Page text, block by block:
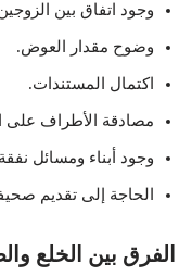
وجود اتفاق بين
وضوح مقدار العوض.
اكتمال المستندات.
مصادقة الأطراف على
وجود أبناء ومسائل
الحاجة إلى تقديم
الفرق بين الخلع